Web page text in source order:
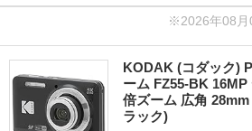
※2026年08月
KODAK (コダック)
ーム FZ55-BK
倍ズーム 広角
ラック)